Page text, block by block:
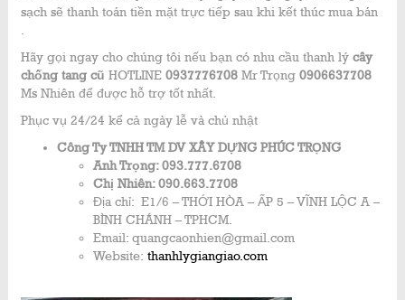
sạch sẽ thanh toán tiền mặt trực tiếp sau khi kết thúc mua bán
.
Hãy gọi ngay cho chúng tôi nếu bạn có nhu cầu thanh lý cây
chống tang cũ HOTLINE 0937776708 Mr Trọng 0906637708
Ms Nhiên để được hỗ trợ tốt nhất.
Phục vụ 24/24 kể cả ngày lễ và chủ nhật
Công Ty TNHH TM DV XÂY DỰNG PHÚC TRỌNG
Anh Trọng: 093.777.6708
Chị Nhiên: 090.663.7708
Địa chỉ: E1/6 – THỚI HÒA – ẤP 5 – VĨNH LỘC A –
BÌNH CHÁNH – TPHCM.
Email: quangcaonhien@gmail.com
Website: thanhlygiangiao.com